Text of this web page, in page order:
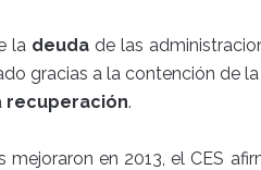
la deuda de las
gracias a la contención de la
recuperación.
mejoraron en 2013, el CES